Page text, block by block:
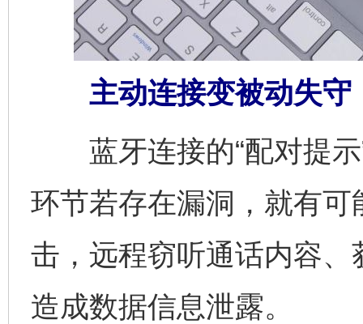
主动连接变被动失守
蓝牙连接的“配对提示
环节若存在漏洞，就有
击，远程窃听通话内容
造成数据信息泄露。